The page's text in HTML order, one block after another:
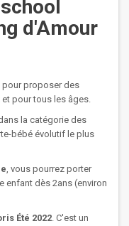
d'Amour
pour proposer des
pour tous les âges.
la catégorie des
bébé évolutif le plus
, vous pourrez porter
enfant dès 2ans (environ
Été 2022. C'est un